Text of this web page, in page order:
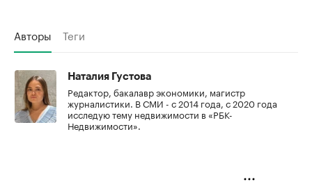
Авторы Теги
Наталия Густова
Редактор, бакалавр экономики, магистр
журналистики. В СМИ - с 2014 года, с 2020 года
исследую тему недвижимости в «РБК-
Недвижимости».